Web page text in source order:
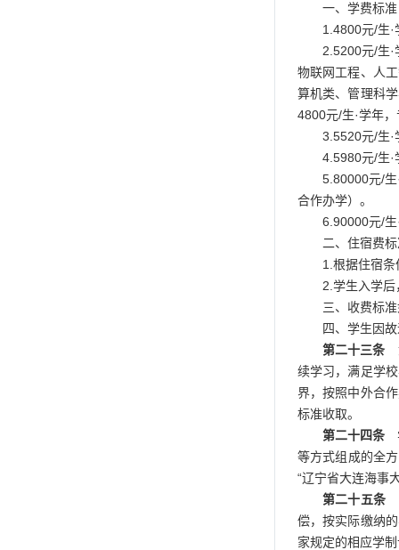
一、学费标准
1.4800元/生
2.5200元/生
物联网工程、人
算机类、管理科
4800元/生·学年
3.5520元/生
4.5980元/生
5.80000元/
合作办学）。
6.90000元/
二、住宿费
1.根据住宿
2.学生入学
三、收费标
四、学生因
第二十三条
续学习，满足学
界，按照中外合
标准收取。
第二十四条
等方式组成的全
“辽宁省大连海事
第二十五条
偿，按实际缴纳
家规定的相应学